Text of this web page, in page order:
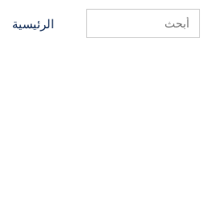
Search
for:
الرئيسية